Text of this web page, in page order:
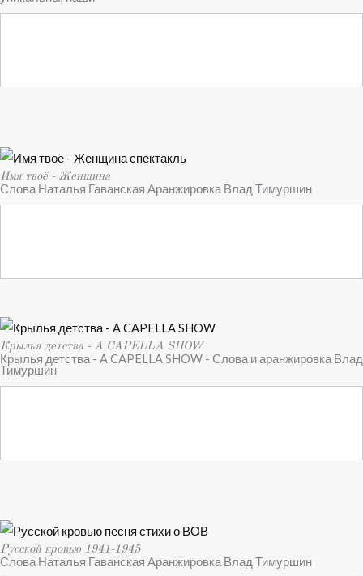
Имя твоё - Женщина
Слова Наталья Гаванская Аранжировка Влад Тимуршин
Крылья детства - A CAPELLA SHOW
Крылья детства - A CAPELLA SHOW - Слова и аранжировка Влад
Тимуршин
Русской кровью 1941-1945
Слова Наталья Гаванская Аранжировка Влад Тимуршин